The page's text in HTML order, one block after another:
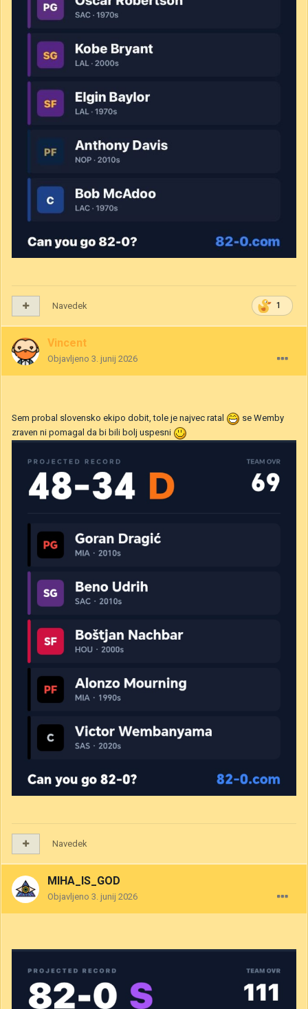
1
Navedek
Vincent
Objavljeno 3. junij 2026
Sem probal slovensko ekipo dobit, tole je najvec ratal
se Wemby
zraven ni pomagal da bi bili bolj uspesni
Navedek
MIHA_IS_GOD
Objavljeno 3. junij 2026